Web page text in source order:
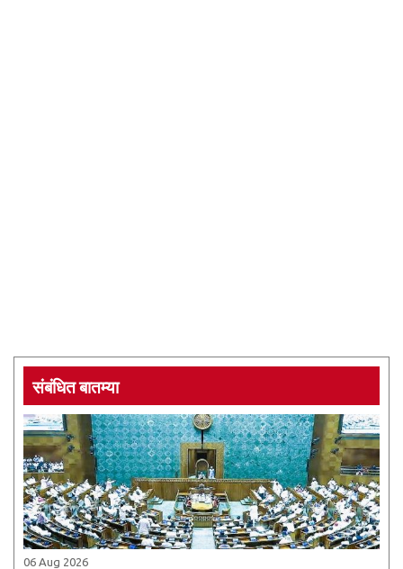
संबंधित बातम्या
06 Aug 2026